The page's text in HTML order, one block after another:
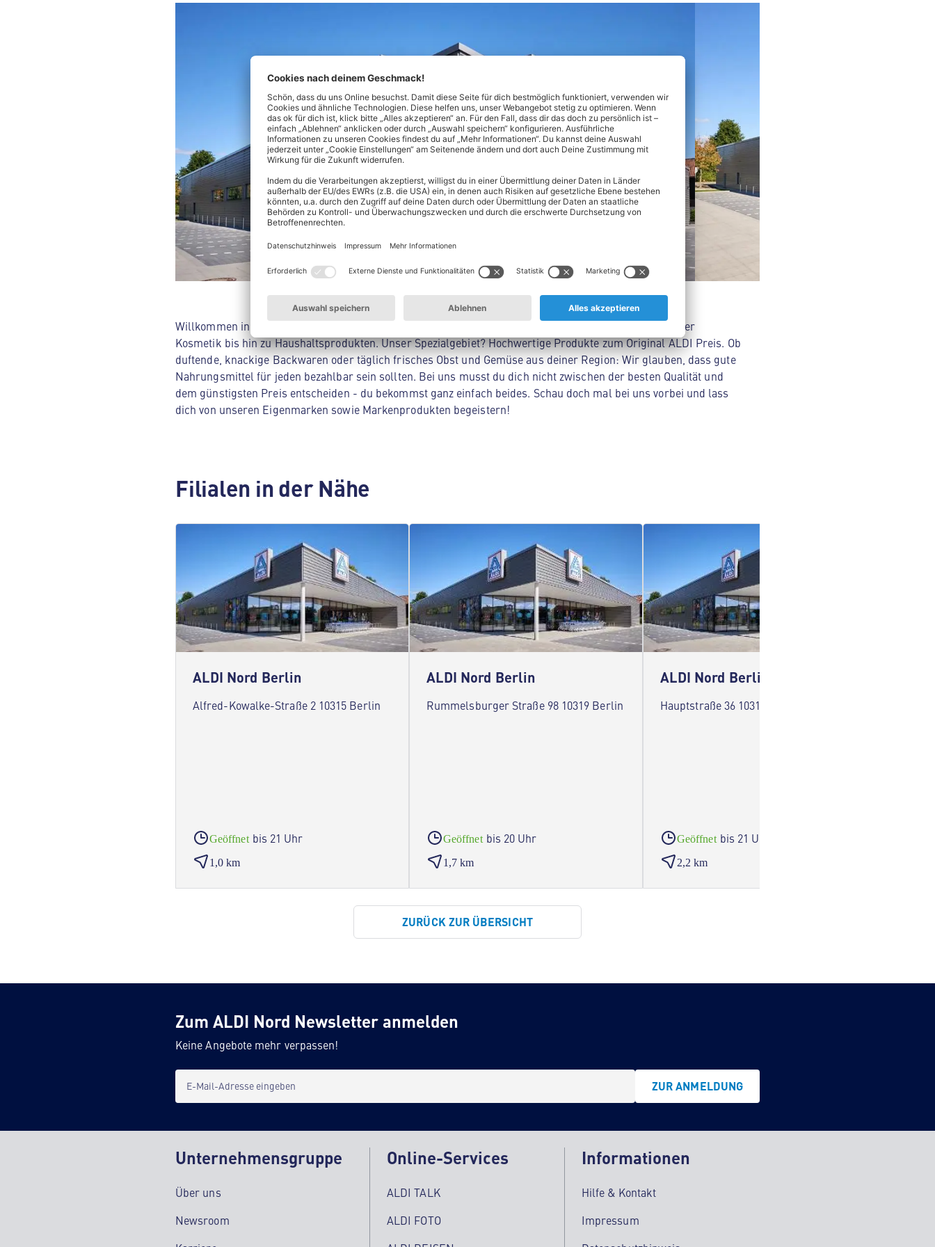
Willkommen in deinem ALDI Nord! Hier findest du alles, was dein Herz begehrt - von Lebensmitteln über
Kosmetik bis hin zu Haushaltsprodukten. Unser Spezialgebiet? Hochwertige Produkte zum Original ALDI Preis. Ob
duftende, knackige Backwaren oder täglich frisches Obst und Gemüse aus deiner Region: Wir glauben, dass gute
Nahrungsmittel für jeden bezahlbar sein sollten. Bei uns musst du dich nicht zwischen der besten Qualität und
dem günstigsten Preis entscheiden - du bekommst ganz einfach beides. Schau doch mal bei uns vorbei und lass
dich von unseren Eigenmarken sowie Markenprodukten begeistern!
Filialen in der Nähe
ALDI Nord Berlin
Alfred-Kowalke-Straße 2 10315 Berlin
Geöffnet bis 21 Uhr
1,0 km
ALDI Nord Berlin
Rummelsburger Straße 98 10319 Berlin
Geöffnet bis 20 Uhr
1,7 km
ALDI Nord Berlin
Hauptstraße 36 10317 Berlin
Geöffnet bis 21 Uhr
2,2 km
ZURÜCK ZUR ÜBERSICHT
Zum ALDI Nord Newsletter anmelden
Keine Angebote mehr verpassen!
E-Mail-Adresse eingeben ZUR ANMELDUNG
Unternehmensgruppe
Über uns
Newsroom
Online-Services
ALDI TALK
ALDI FOTO
Informationen
Hilfe & Kontakt
Impressum